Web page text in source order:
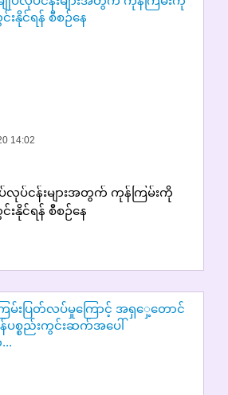
14:02
ပ်ငန်းများအတွက် ကုန်ကြမ်းကို
နိုင်ရန် စီစဉ်နေ